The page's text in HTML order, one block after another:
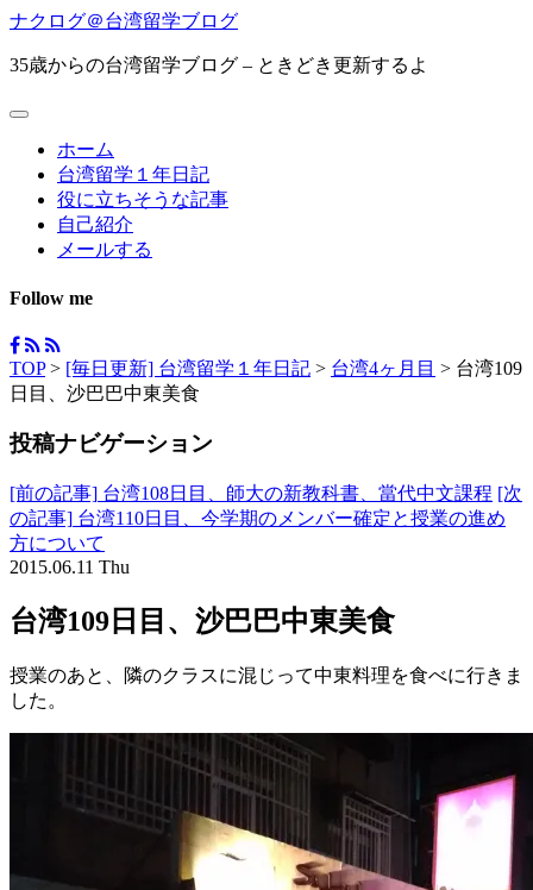
ナクログ＠台湾留学ブログ
35歳からの台湾留学ブログ – ときどき更新するよ
ホーム
台湾留学１年日記
役に立ちそうな記事
自己紹介
メールする
Follow me
TOP> [毎日更新] 台湾留学１年日記 > 台湾4ヶ月目 > 台湾109
日目、沙巴巴中東美食
投稿ナビゲーション
[前の記事] 台湾108日目、師大の新教科書、當代中文課程 [次
の記事] 台湾110日目、今学期のメンバー確定と授業の進め
方について
2015.06.11 Thu
台湾109日目、沙巴巴中東美食
授業のあと、隣のクラスに混じって中東料理を食べに行きま
した。